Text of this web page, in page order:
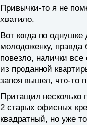
Привычки-то я не
хватило.
Вот когда по
молодоженку,
повезло, налички
из проданной
запоя вышел, что-то
Притащил несколько
2 старых офисных
квадратный, но уже